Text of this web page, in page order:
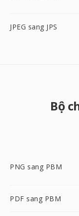
JPEG sang JPS
Bộ
PNG sang PBM
PDF sang PBM